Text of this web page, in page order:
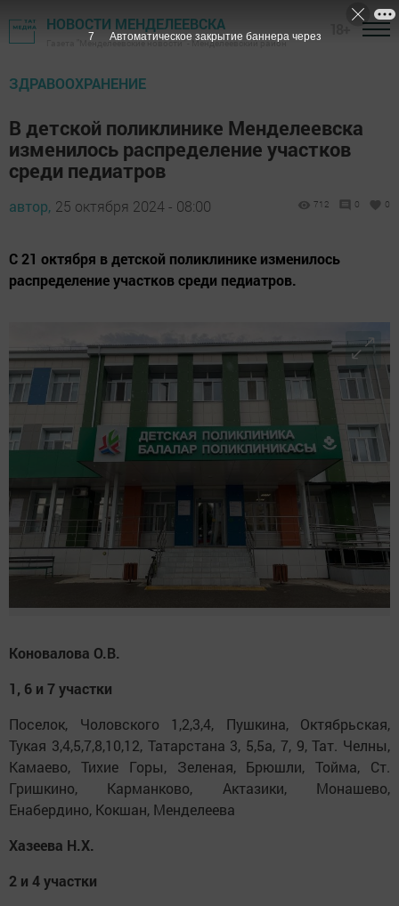
НОВОСТИ МЕНДЕЛЕЕВСКА
Газета "Менделеевские новости" - Менделеевский район
ЗДРАВООХРАНЕНИЕ
В детской поликлинике Менделеевска
изменилось распределение участков
среди педиатров
автор, 25 октября 2024 - 08:00 712 0 0
С 21 октября в детской поликлинике изменилось
распределение участков среди педиатров.
Коновалова О.В.
1, 6 и 7 участки
Поселок, Чоловского 1,2,3,4, Пушкина, Октябрьская,
Тукая 3,4,5,7,8,10,12, Татарстана 3, 5,5а, 7, 9, Тат. Челны,
Камаево, Тихие Горы, Зеленая, Брюшли, Тойма, Ст.
Гришкино, Карманково, Актазики, Монашево,
Енабердино, Кокшан, Менделеева
Хазеева Н.Х.
2 и 4 участки
6 Автоматическое закрытие баннера через